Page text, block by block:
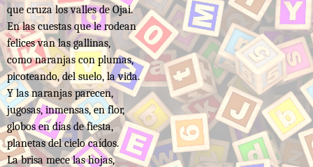
que cruza los valles de Ojai.
En las cuestas que le rodean
felices van las gallinas,
como naranjas con plumas,
picoteando, del suelo, la vida.
Y las naranjas parecen,
jugosas, inmensas, en flor,
globos en días de fiesta,
planetas del cielo caídos.
La brisa mece las hojas,